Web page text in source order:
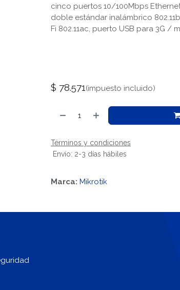
cinco puertos 10/100Mbps
doble estándar inalámbrico
Fi 802.11ac, puerto USB para 3G /
$ 78.571(impuesto incluido)
Términos y condiciones
Envío: 2-3 días hábiles
Marca: Mikrotik